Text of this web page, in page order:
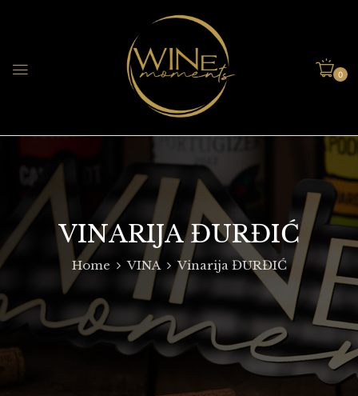
0
VINARIJA ĐURĐIĆ
Home VINA Vinarija ĐURĐIĆ